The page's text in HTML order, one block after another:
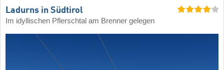
Ladurns in Südtirol
Im idyllischen Pflerschtal am Brenner gelegen